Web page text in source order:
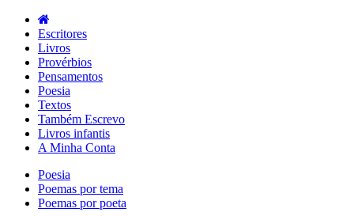
Escritores
Livros
Provérbios
Pensamentos
Poesia
Textos
Também Escrevo
Livros infantis
A Minha Conta
Poesia
Poemas por tema
Poemas por poeta